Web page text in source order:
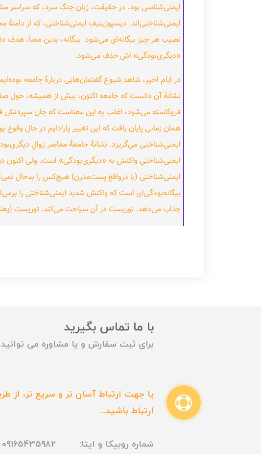
ایمنی‌شناسی بود. در حقیقت، زبان جنگ سرد، که سراسر
ایمنی‌شناختی‌اند. دیسپوزیتیفِ ایمنی‌شناختی، که از
نصیب هر چیز بیگانه‌ای می‌شود. بیگانه، بدین معنا،
«دیگری‌بودگی» اش حذف می‌شود.
در ایام اخیر، شاهد شیوع گفتمان‌هایی دربارهٔ جامعه
نشانهٔ آن دانست که جامعه اکنون، بیش از همیشه، حول
فروکاسته می‌شود، اغلب به این معناست که جان سپردنش
ایمنی‌شناختی می‌گریزد. نشانهٔ جامعهٔ معاصر زوالِ
ایمنی‌شناختی واکنش به «دیگری‌بودگی» است. ولی اکنون
بیگانه‌بودگی‌ای است که واکنش شدید ایمنی‌شناختی را
جذاب می‌دهد. توریست در آن سیاحت می‌کند. توریست
با ما تماس بگیرید
برای ثبت سفارش و یا مشاوره می
یا جهت ارتباط آسان تر و سریع تر، از
ارتباط باشید...
شماره روبیکا و ایتا: 09165435982